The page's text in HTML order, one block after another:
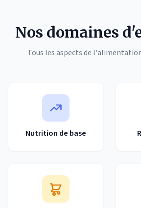
Nos domaines
Tous les aspects de
Nutrition de base